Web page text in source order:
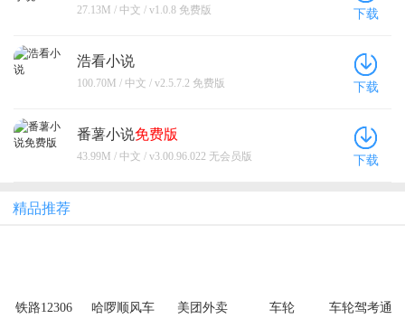
27.13M / 中文 / v1.0.8 免费版 下载
浩看小说
100.70M / 中文 / v2.5.7.2 免费版 下载
番薯小说免费版
43.99M / 中文 / v3.00.96.022 无会员版 下载
精品推荐
铁路12306 哈啰顺风车 美团外卖 车轮 车轮驾考通